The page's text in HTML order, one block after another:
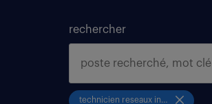
rechercher
technicien reseaux informatiques